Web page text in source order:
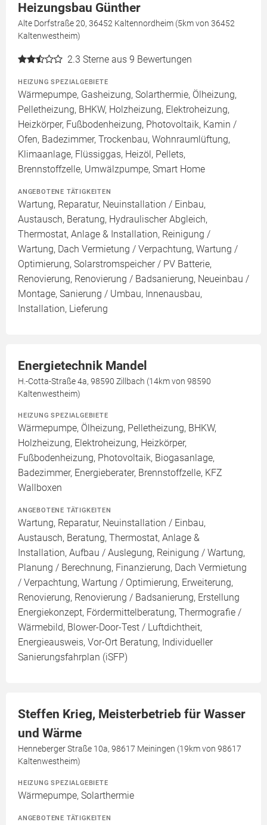
Heizungsbau Günther
Alte Dorfstraße 20, 36452 Kaltennordheim (5km von 36452
Kaltenwestheim)
2.3 Sterne aus 9 Bewertungen
HEIZUNG SPEZIALGEBIETE
Wärmepumpe, Gasheizung, Solarthermie, Ölheizung,
Pelletheizung, BHKW, Holzheizung, Elektroheizung,
Heizkörper, Fußbodenheizung, Photovoltaik, Kamin /
Ofen, Badezimmer, Trockenbau, Wohnraumlüftung,
Klimaanlage, Flüssiggas, Heizöl, Pellets,
Brennstoffzelle, Umwälzpumpe, Smart Home
ANGEBOTENE TÄTIGKEITEN
Wartung, Reparatur, Neuinstallation / Einbau,
Austausch, Beratung, Hydraulischer Abgleich,
Thermostat, Anlage & Installation, Reinigung /
Wartung, Dach Vermietung / Verpachtung, Wartung /
Optimierung, Solarstromspeicher / PV Batterie,
Renovierung, Renovierung / Badsanierung, Neueinbau /
Montage, Sanierung / Umbau, Innenausbau,
Installation, Lieferung
Energietechnik Mandel
H.-Cotta-Straße 4a, 98590 Zillbach (14km von 98590
Kaltenwestheim)
HEIZUNG SPEZIALGEBIETE
Wärmepumpe, Ölheizung, Pelletheizung, BHKW,
Holzheizung, Elektroheizung, Heizkörper,
Fußbodenheizung, Photovoltaik, Biogasanlage,
Badezimmer, Energieberater, Brennstoffzelle, KFZ
Wallboxen
ANGEBOTENE TÄTIGKEITEN
Wartung, Reparatur, Neuinstallation / Einbau,
Austausch, Beratung, Thermostat, Anlage &
Installation, Aufbau / Auslegung, Reinigung / Wartung,
Planung / Berechnung, Finanzierung, Dach Vermietung
/ Verpachtung, Wartung / Optimierung, Erweiterung,
Renovierung, Renovierung / Badsanierung, Erstellung
Energiekonzept, Fördermittelberatung, Thermografie /
Wärmebild, Blower-Door-Test / Luftdichtheit,
Energieausweis, Vor-Ort Beratung, Individueller
Sanierungsfahrplan (iSFP)
Steffen Krieg, Meisterbetrieb für Wasser
und Wärme
Henneberger Straße 10a, 98617 Meiningen (19km von 98617
Kaltenwestheim)
HEIZUNG SPEZIALGEBIETE
Wärmepumpe, Solarthermie
ANGEBOTENE TÄTIGKEITEN